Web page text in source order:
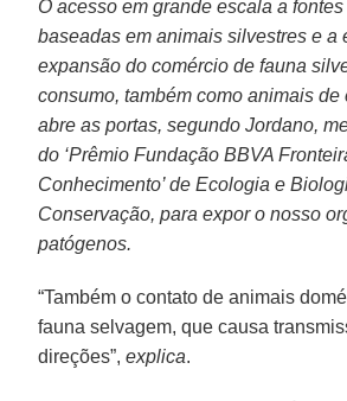
O acesso em grande escala a
baseadas em animais silvestres e a
expansão do comércio de fauna
consumo, também como animais de
abre as portas, segundo Jordano,
do ‘Prêmio Fundação BBVA
Conhecimento’ de Ecologia e
Conservação, para expor o nosso
patógenos.
“Também o contato de animais
fauna selvagem, que causa
direções”,explica.